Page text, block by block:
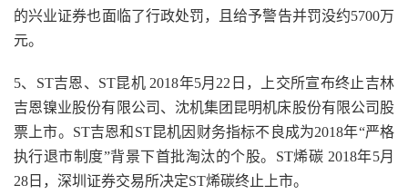
的兴业证券也面临了行政处罚，且给予警告并罚没约5700万
元。
5、ST吉恩、ST昆机 2018年5月22日，上交所宣布终止吉林
吉恩镍业股份有限公司、沈机集团昆明机床股份有限公司股
票上市。ST吉恩和ST昆机因财务指标不良成为2018年“严格
执行退市制度”背景下首批淘汰的个股。ST烯碳 2018年5月
28日，深圳证券交易所决定ST烯碳终止上市。